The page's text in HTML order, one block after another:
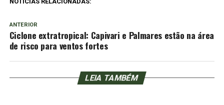
ANTERIOR
Ciclone extratropical: Capivari e Palmares estão na área
de risco para ventos fortes
LEIA TAMBÉM